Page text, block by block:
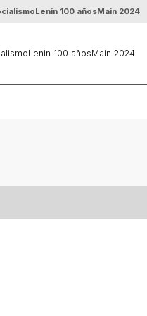
Lenin 100 añosMain 2024
Lenin 100 añosMain 2024